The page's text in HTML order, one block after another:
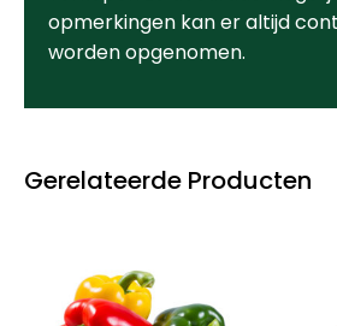
Gerelateerde Producten
opmerkingen kan er altijd
worden opgenomen.